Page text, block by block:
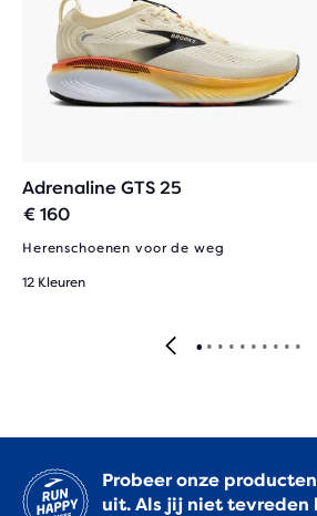
Adrenaline GTS 25
€ 160
Herenschoenen voor de weg
12 Kleuren
Probeer onze
uit. Als jij niet